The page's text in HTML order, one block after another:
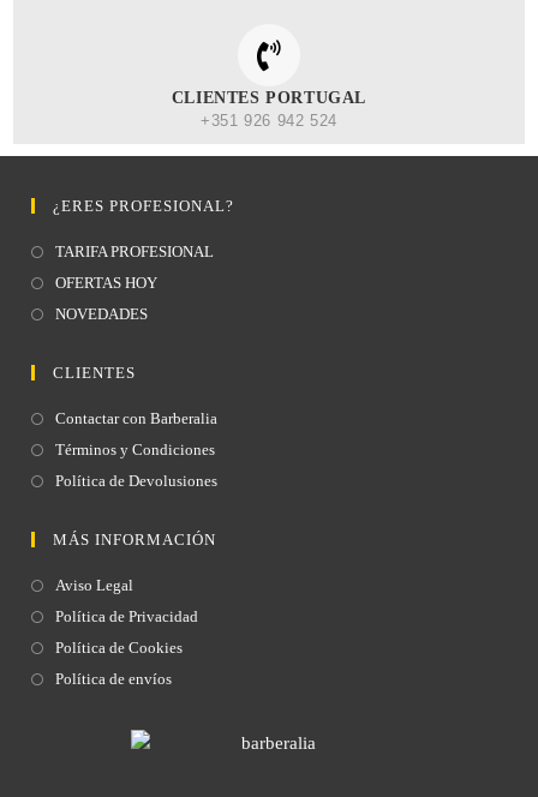
CLIENTES PORTUGAL
+351 926 942 524
MÁS INFORMACIÓN
Aviso Legal
Política de Privacidad
Política de Cookies
Política de envíos
CLIENTES
Contactar con Barberalia
Términos y Condiciones
Política de Devolusiones
¿ERES PROFESIONAL?
TARIFA PROFESIONAL
OFERTAS HOY
NOVEDADES